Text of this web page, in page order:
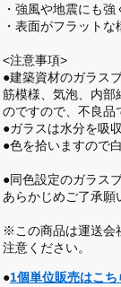
・強風や地震にも
・表面がフラット
<注意事項>
●建築資材のガラス
筋模様、気泡、内部
のですので、不良品
●ガラスは水分を吸
●色を拾いますので
●同色設定のガラス
あらかじめご了承願
※この商品は運送会
注意ください。
●1個単位販売はこち